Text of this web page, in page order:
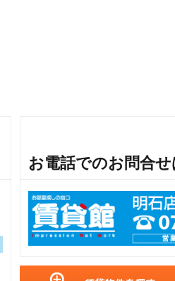
お電話でのお問合せ